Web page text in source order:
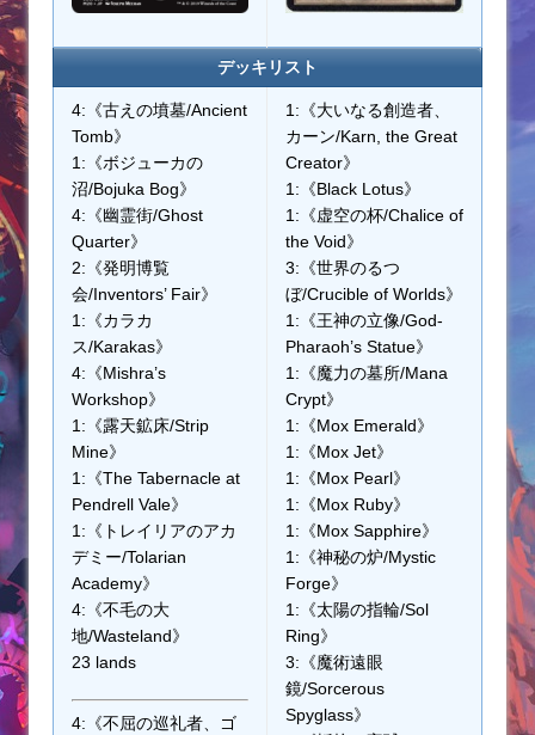
デッキリスト
4:《古えの墳墓/Ancient
Tomb》
1:《ボジューカの
沼/Bojuka Bog》
4:《幽霊街/Ghost
Quarter》
2:《発明博覧
会/Inventors’ Fair》
1:《カラカ
ス/Karakas》
4:《Mishra’s
Workshop》
1:《露天鉱床/Strip
Mine》
1:《The Tabernacle at
Pendrell Vale》
1:《トレイリアのアカ
デミー/Tolarian
Academy》
4:《不毛の大
地/Wasteland》
23 lands
4:《不屈の巡礼者、ゴ
1:《大いなる創造者、
カーン/Karn, the Great
Creator》
1:《Black Lotus》
1:《虚空の杯/Chalice of
the Void》
3:《世界のるつ
ぼ/Crucible of Worlds》
1:《王神の立像/God-
Pharaoh’s Statue》
1:《魔力の墓所/Mana
Crypt》
1:《Mox Emerald》
1:《Mox Jet》
1:《Mox Pearl》
1:《Mox Ruby》
1:《Mox Sapphire》
1:《神秘の炉/Mystic
Forge》
1:《太陽の指輪/Sol
Ring》
3:《魔術遠眼
鏡/Sorcerous
Spyglass》